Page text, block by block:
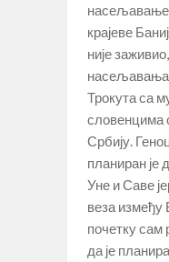
насељавање
крајеве
није
Трокута са
словенцима
Србију.
планиран је
Уне и Саве
веза између
почетку сам
да је